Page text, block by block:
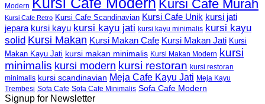
Modern Kursi Cafe Murah
Kursi Cafe Retro Kursi Cafe Scandinavian Kursi Cafe Unik kursi jati
jepara kursi kayu kursi kayu jati kursi kayu minimalis kursi kayu
solid Kursi Makan Kursi Makan Cafe Kursi Makan Jati Kursi
Makan Kayu Jati kursi makan minimalis Kursi Makan Modern kursi
minimalis kursi modern kursi restoran kursi restoran
minimalis kursi scandinavian Meja Cafe Kayu Jati Meja Kayu
Trembesi Sofa Cafe Sofa Cafe Minimalis Sofa Cafe Modern
Signup for Newsletter